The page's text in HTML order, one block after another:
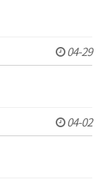
04-29
04-02